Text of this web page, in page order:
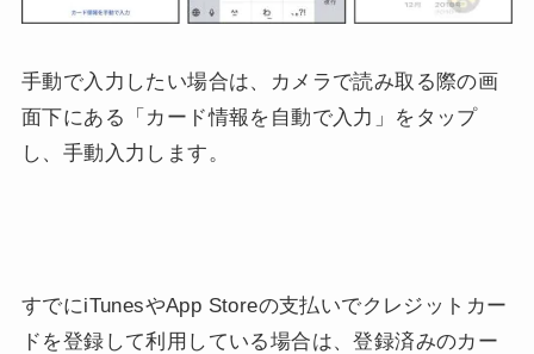
手動で入力したい場合は、カメラで読み取る際の画
面下にある「カード情報を自動で入力」をタップ
し、手動入力します。
すでにiTunesやApp Storeの支払いでクレジットカー
ドを登録して利用している場合は、登録済みのカー